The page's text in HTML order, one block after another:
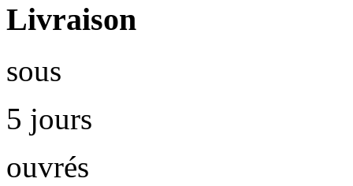
Livraison
sous
5 jours
ouvrés